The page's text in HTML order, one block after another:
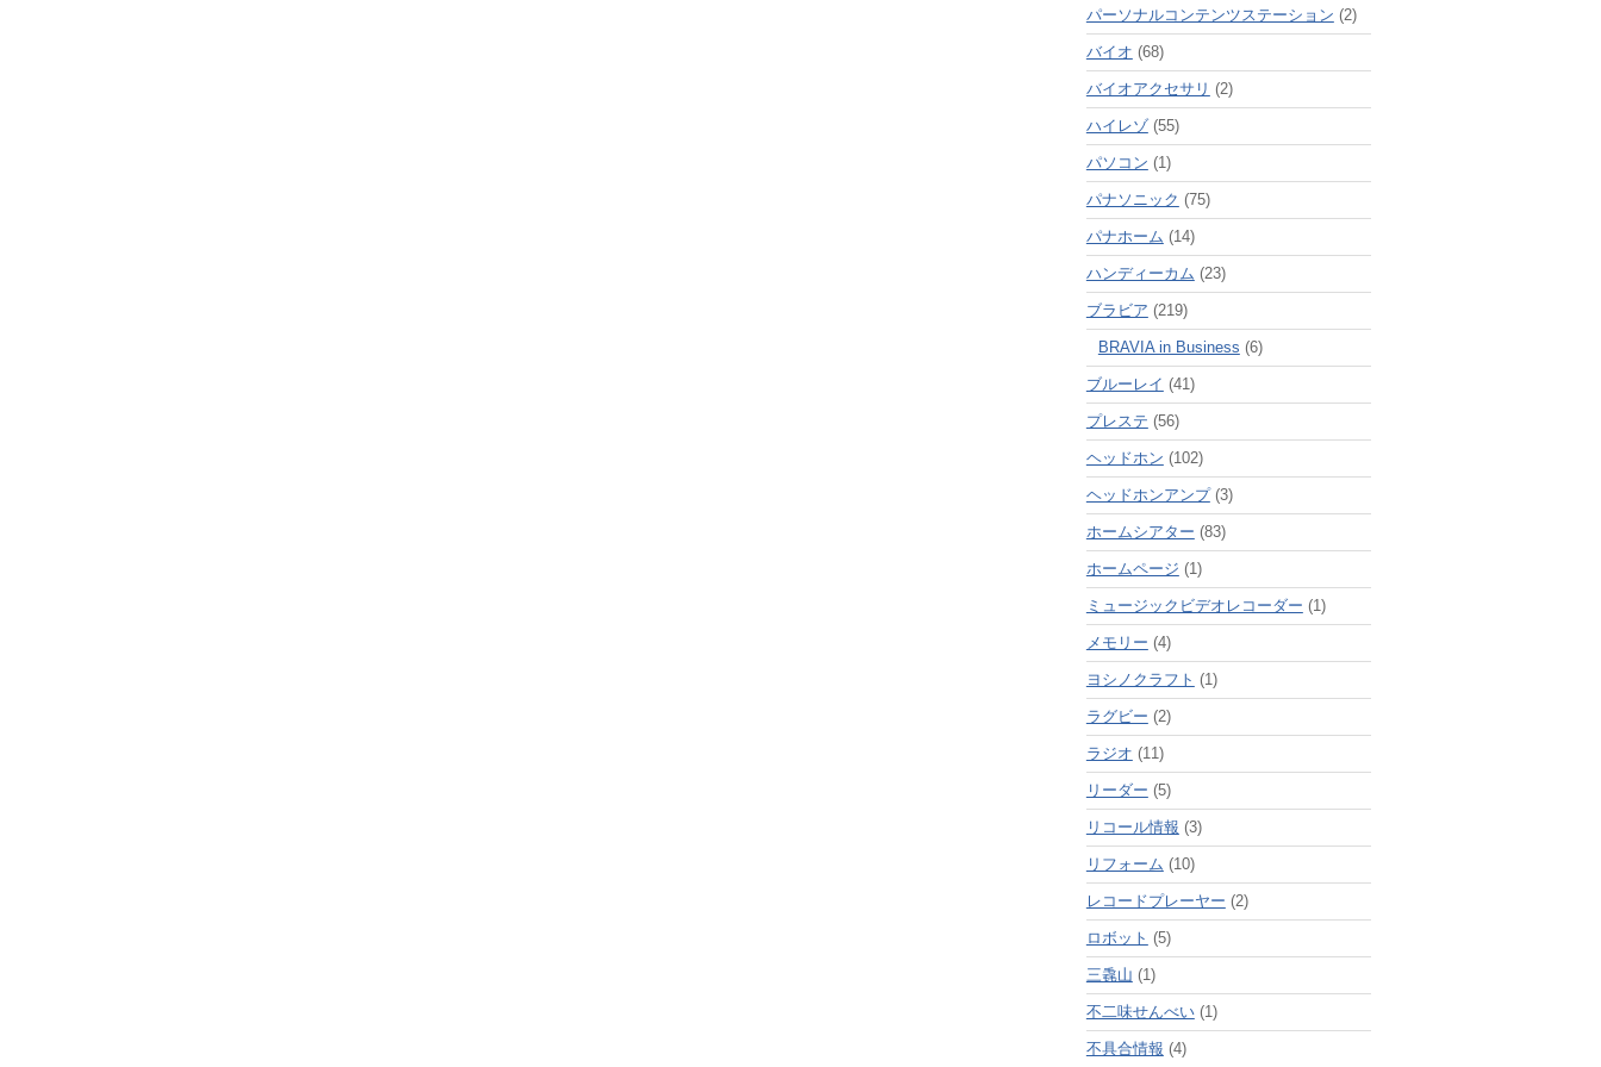
パーソナルコンテンツステーション (2)
バイオ (68)
バイオアクセサリ (2)
ハイレゾ(55)
パソコン (1)
パナソニック (75)
パナホーム (14)
ハンディーカム (23)
ブラビア (219)
BRAVIA in Business (6)
ブルーレイ (41)
プレステ (56)
ヘッドホン (102)
ヘッドホンアンプ(3)
ホームシアター (83)
ホームページ (1)
ミュージックビデオレコーダー (1)
メモリー (4)
ヨシノクラフト (1)
ラグビー (2)
ラジオ (11)
リーダー (5)
リコール情報 (3)
リフォーム (10)
レコードプレーヤー (2)
ロボット (5)
三毳山 (1)
不二味せんべい(1)
不具合情報 (4)